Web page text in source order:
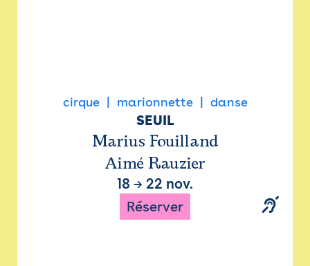
cirque marionnette danse
SEUIL
Marius Fouilland
Aimé Rauzier
18 → 22 nov.
Réserver